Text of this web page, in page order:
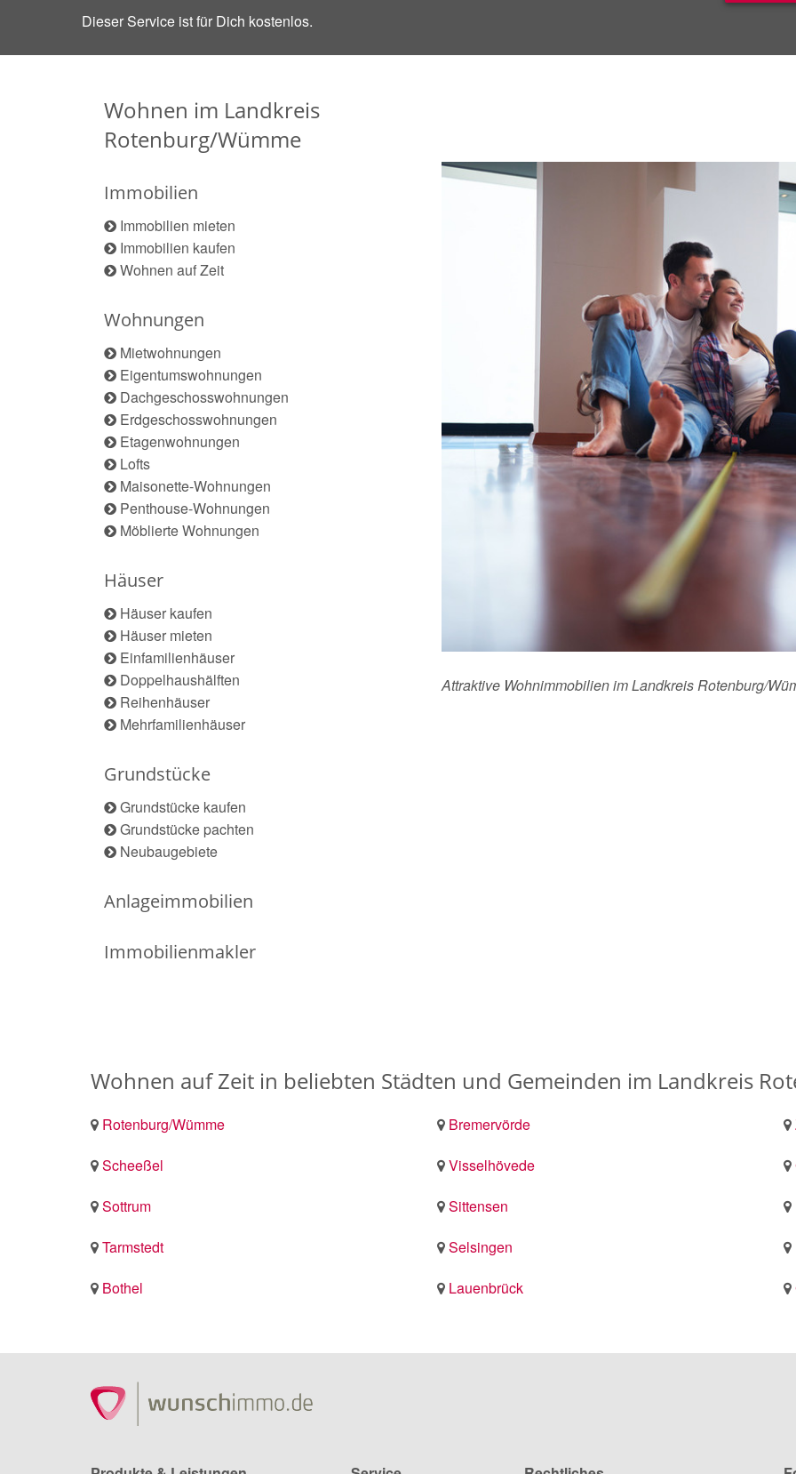
Dieser Service ist für Dich kostenlos.
Wohnen im Landkreis
Rotenburg/Wümme
Immobilien
Immobilien mieten
Immobilien kaufen
Wohnen auf Zeit
Wohnungen
Mietwohnungen
Eigentumswohnungen
Dachgeschosswohnungen
Erdgeschosswohnungen
Etagenwohnungen
Lofts
Maisonette-Wohnungen
Penthouse-Wohnungen
Möblierte Wohnungen
Häuser
Häuser kaufen
Häuser mieten
Einfamilienhäuser
Doppelhaushälften
Reihenhäuser
Mehrfamilienhäuser
Grundstücke
Grundstücke kaufen
Grundstücke pachten
Neubaugebiete
Anlageimmobilien
Immobilienmakler
Attraktive Wohnimmobilien im Landkreis Rotenburg/
Wohnen auf Zeit in beliebten Städten und Gemeinden im Landkreis
Rotenburg/Wümme Bremervörde
Scheeßel
Visselhövede
Sottrum
Sittensen
Tarmstedt
Selsingen
Bothel
Lauenbrück